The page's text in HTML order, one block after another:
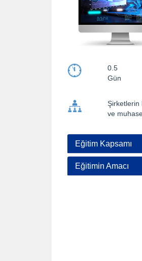
0.5
Gün
Şirketlerin
ve
Eğitim Kapsamı
Eğitimin Amacı